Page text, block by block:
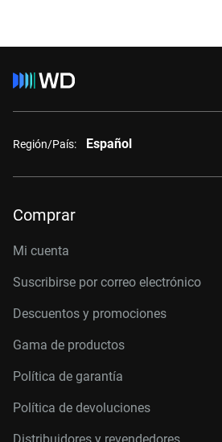
Región/País: Español
Comprar
Mi cuenta
Suscribirse por correo electrónico
Descuentos y promociones
Gama de productos
Política de garantía
Política de devoluciones